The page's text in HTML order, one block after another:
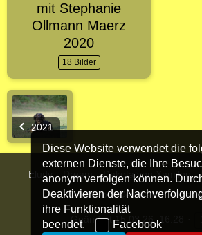
mit Stephanie
Ollmann Maerz
2020
18 Bilder
2021
Eludy Dream Dakota von Xamilou
Bandit vom Centwald
Geändert 15.03.26, 16:28
Diese Website verwendet die
externen Dienste, die Ihre
anonym verfolgen können.
Deaktivieren der
ihre Funktionalität
beendet.
Facebook